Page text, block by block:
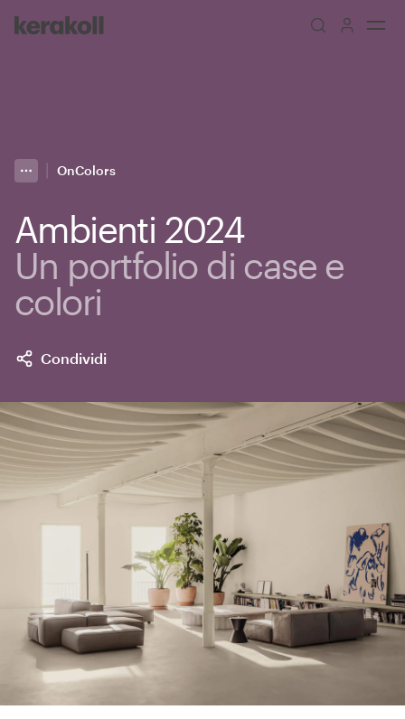
Go to Homepage
More
Toggle menu
OnColors
Ambienti 2024
Un portfolio di case e
colori
Condividi